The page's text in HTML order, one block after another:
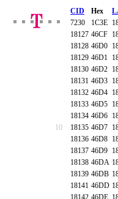
CID Hex
7230
1C3E
18127 46CF
18128 46D0
18129 46D1
18130 46D2
18131 46D3
18132 46D4
18133 46D5
18134 46D6
10
18135 46D7
18136 46D8
18137 46D9
18138 46DA
18139 46DB
18141 46DD
18142 46DE